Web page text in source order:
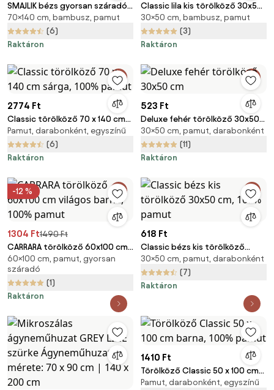
SMAJLIK bézs gyorsan száradó
törölköző
70×140 cm, bambusz, pamut
(6)
Raktáron
Classic lila kis törölköző 30x50
cm, 100% pamut
30×50 cm, bambusz, pamut
(3)
Raktáron
2774 Ft
Classic törölköző 70 x 140 cm
sárga, 100% pamut
Pamut, darabonként, egyszínű
(6)
Raktáron
523 Ft
Deluxe fehér törölköző 30x50
cm
30×50 cm, pamut, darabonként
(11)
Raktáron
-12 %
1304 Ft1490 Ft
CARRARA törölköző 60x100 cm
világos barna, 100% pamut
60×100 cm, pamut, gyorsan
száradó
(1)
Raktáron
618 Ft
Classic bézs kis törölköző
30x50 cm, 100% pamut
30×50 cm, pamut, darabonként
(7)
Raktáron
1410 Ft
Törölköző Classic 50 x 100 cm
barna, 100% pamut
Pamut, darabonként, egyszínű